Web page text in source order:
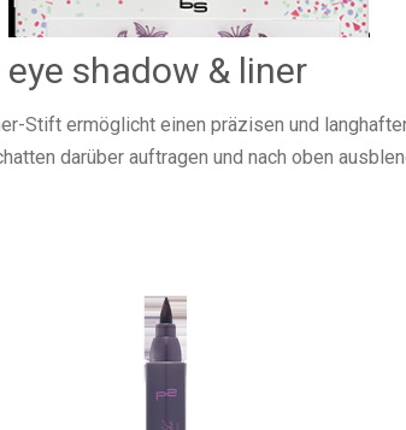
shadow & liner
Stift ermöglicht einen präzisen und
darüber auftragen und nach oben